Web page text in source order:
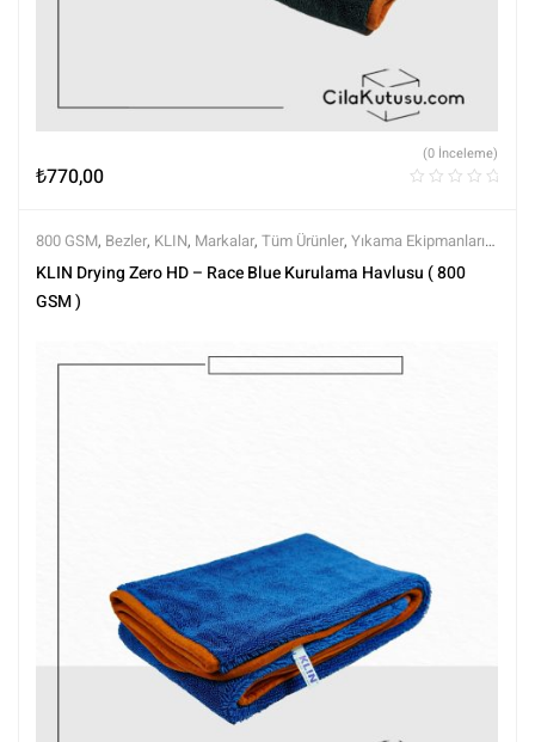
₺770,00
(0 İnceleme)
800 GSM, Bezler, KLIN, Markalar, Tüm Ürünler, Yıkama Ekipmanları,
Yıkama Ürünleri
KLIN Drying Zero HD – Race Blue Kurulama Havlusu ( 800
GSM )